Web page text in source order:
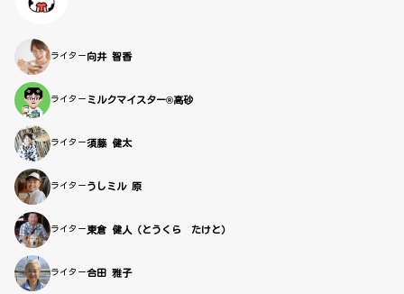
ライター 向井 智香
ライター ミルクマイスター®高砂
ライター須藤 健太
ライター うしミル 原
ライター 東倉 健人（とうくら たけと）
ライター合田 雅子